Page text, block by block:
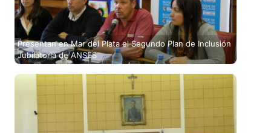
Presentan en Mar del Plata el Segundo Plan de Inclusión
Jubilatoria de ANSES